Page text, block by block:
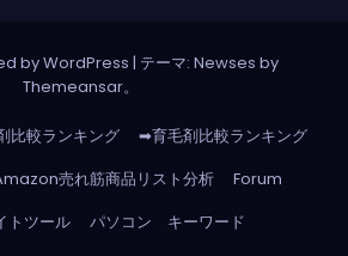
by WordPress | テーマ: Newses by
Themeansar。
比較ランキング
➡育毛剤比較ランキング
売れ筋商品リスト分析
Forum
トツール
パソコン キーワード